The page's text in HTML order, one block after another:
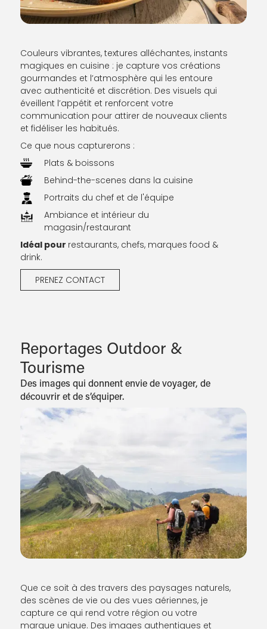
Couleurs vibrantes, textures alléchantes, instants
magiques en cuisine : je capture vos créations
gourmandes et l’atmosphère qui les entoure
avec authenticité et discrétion. Des visuels qui
éveillent l’appétit et renforcent votre
communication pour attirer de nouveaux clients
et fidéliser les habitués.
Ce que nous capturerons :
Plats & boissons
Portraits du chef et de l'équipe
Behind-the-scenes dans la cuisine
Ambiance et intérieur du
magasin/restaurant
Idéal pour restaurants, chefs, marques food &
drink.
PRENEZ CONTACT
Reportages Outdoor &
Tourisme
Des images qui donnent envie de voyager, de
découvrir et de s’équiper.
Que ce soit à des travers des paysages naturels,
des scènes de vie ou des vues aériennes, je
capture ce qui rend votre région ou votre